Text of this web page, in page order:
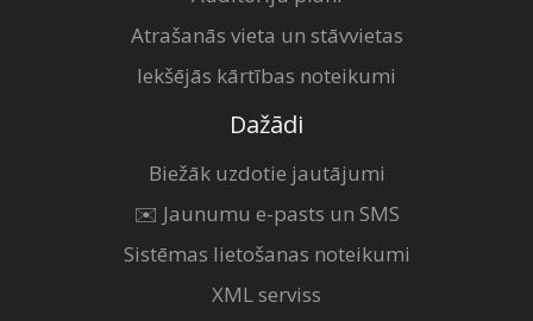
Atrašanās vieta un stāvvietas
Iekšējās kārtības noteikumi
Dažādi
Biežāk uzdotie jautājumi
✉️ Jaunumu e-pasts un SMS
Sistēmas lietošanas noteikumi
XML serviss